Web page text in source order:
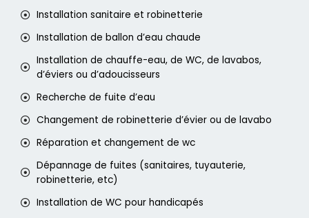
Installation sanitaire et robinetterie
Installation de ballon d’eau chaude
Installation de chauffe-eau, de WC, de lavabos,
d’éviers ou d’adoucisseurs
Recherche de fuite d’eau
Changement de robinetterie d’évier ou de lavabo
Réparation et changement de wc
Dépannage de fuites (sanitaires, tuyauterie,
robinetterie, etc)
Installation de WC pour handicapés